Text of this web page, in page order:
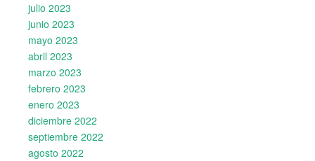
julio 2023
junio 2023
mayo 2023
abril 2023
marzo 2023
febrero 2023
enero 2023
diciembre 2022
septiembre 2022
agosto 2022